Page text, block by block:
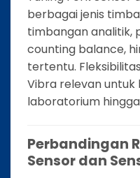
berbagai jenis
timbangan analitik,
counting balance,
tertentu.
Vibra relevan untuk
laboratorium
Perbandingan
Sensor dan